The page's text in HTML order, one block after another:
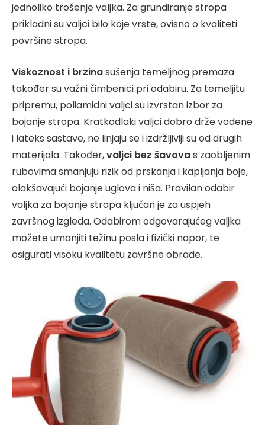
jednoliko trošenje valjka. Za grundiranje stropa
prikladni su valjci bilo koje vrste, ovisno o kvaliteti
površine stropa.
Viskoznost i brzinasušenja temeljnog premaza
također su važni čimbenici pri odabiru. Za temeljitu
pripremu, poliamidni valjci su izvrstan izbor za
bojanje stropa. Kratkodlaki valjci dobro drže vodene
i lateks sastave, ne linjaju se i izdržljiviji su od drugih
materijala. Također,valjci bez šavovas zaobljenim
rubovima smanjuju rizik od prskanja i kapljanja boje,
olakšavajući bojanje uglova i niša. Pravilan odabir
valjka za bojanje stropa ključan je za uspjeh
završnog izgleda. Odabirom odgovarajućeg valjka
možete umanjiti težinu posla i fizički napor, te
osigurati visoku kvalitetu završne obrade.